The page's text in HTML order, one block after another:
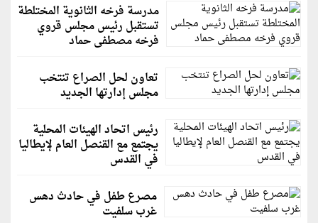
مدرسة فرخه الثانوية المختلطة
تستقبل رئيس مجلس قروي
فرخه مصطفى حماد
تعاون لحل الصراع تنتخب
مجلس إدارتها الجديد
رئيس اتحاد الهيئات المحلية
يجتمع مع القنصل العام لإيطاليا
في القدس
مصرع طفل في حادث دهس
غرب سلفيت